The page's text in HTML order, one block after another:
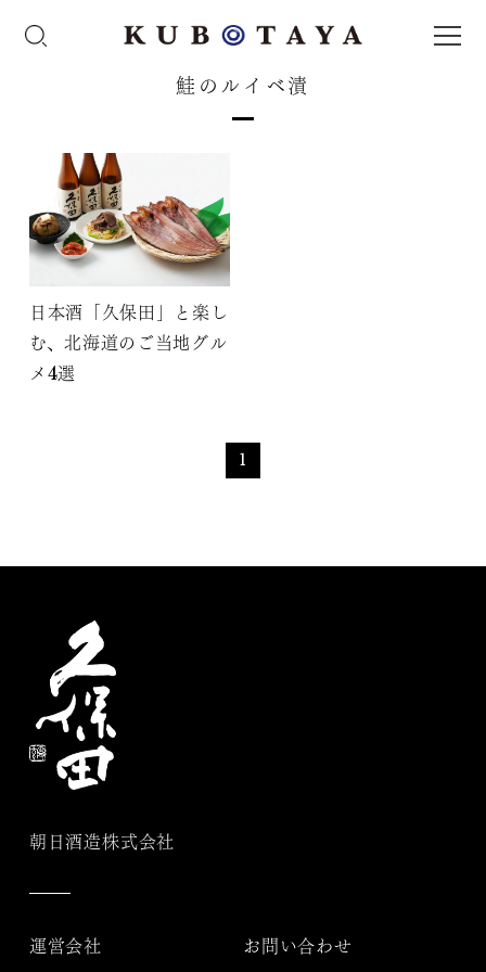
鮭のルイベ漬
日本酒「久保田」と楽し
む、北海道のご当地グル
メ4選
1
朝日酒造株式会社
運営会社 お問い合わせ